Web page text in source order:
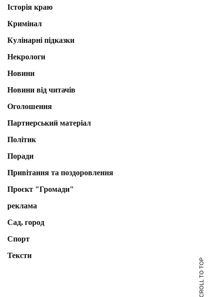
Історія краю
Кримінал
Кулінарні підказки
Некрологи
Новини
Новини від читачів
Оголошення
Партнерський матеріал
Політик
Поради
Привітання та поздоровлення
Проєкт "Громади"
реклама
Сад, город
Спорт
Тексти
SCROLL TO TOP